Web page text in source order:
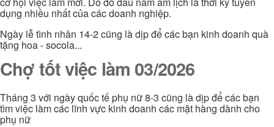
dụng nhiều nhất của các doanh nghiệp.
Ngày lễ tình nhân 14-2 cũng là dịp để các bạn kinh doanh quà
tặng hoa - socola...
Chợ tốt việc làm 03/2026
Tháng 3 với ngày quốc tế phụ nữ 8-3 cũng là dịp để các bạn
tìm việc làm các lĩnh vực kinh doanh các mặt hàng dành cho
phụ nữ